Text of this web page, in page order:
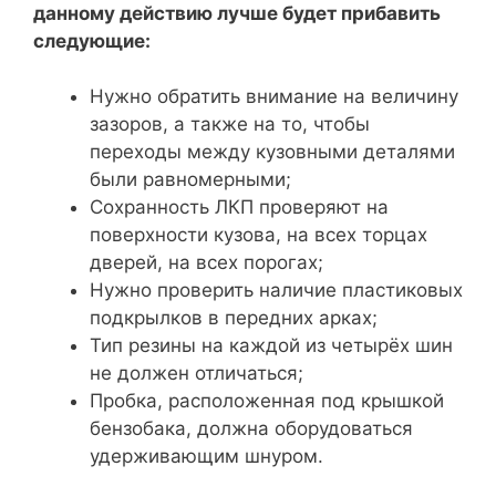
данному действию лучше будет прибавить
следующие:
Нужно обратить внимание на величину
зазоров, а также на то, чтобы
переходы между кузовными деталями
были равномерными;
Сохранность ЛКП проверяют на
поверхности кузова, на всех торцах
дверей, на всех порогах;
Нужно проверить наличие пластиковых
подкрылков в передних арках;
Тип резины на каждой из четырёх шин
не должен отличаться;
Пробка, расположенная под крышкой
бензобака, должна оборудоваться
удерживающим шнуром.